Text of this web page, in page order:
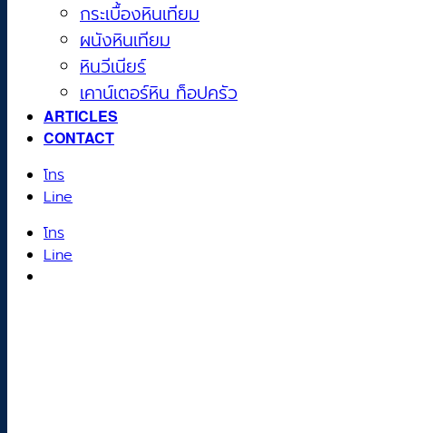
กระเบื้องหินเทียม
ผนังหินเทียม
หินวีเนียร์
เคาน์เตอร์หิน ท็อปครัว
ARTICLES
CONTACT
โทร
Line
โทร
Line